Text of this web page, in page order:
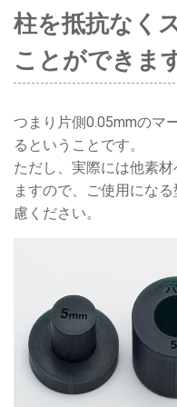
柱を抵抗なく
ことができま
つまり片側0.05mmのマ
るということです。
ただし、実際には他素
ますので、ご使用にな
慮ください。